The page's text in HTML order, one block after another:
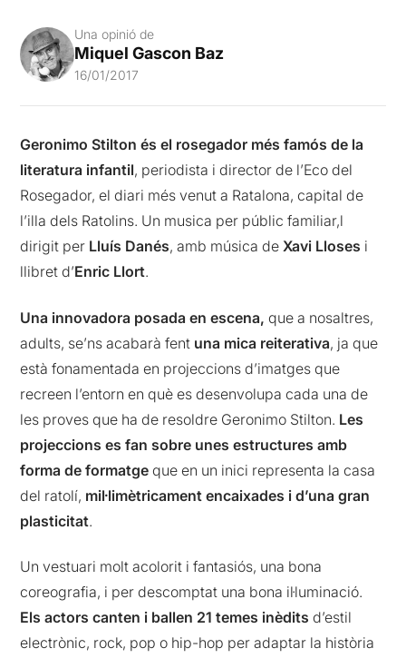
Una opinió de
Miquel Gascon Baz
16/01/2017
Geronimo Stilton és el rosegador més famós de la
literatura infantil, periodista i director de l’Eco del
Rosegador, el diari més venut a Ratalona, capital de
l’illa dels Ratolins. Un musica per públic familiar,l
dirigit per Lluís Danés, amb música deXavi Lloses i
llibret d’Enric Llort.
Una innovadora posada en escena, que a nosaltres,
adults, se’ns acabarà fent una mica reiterativa, ja que
està fonamentada en projeccions d’imatges que
recreen l’entorn en què es desenvolupa cada una de
les proves que ha de resoldre Geronimo Stilton. Les
projeccions es fan sobre unes estructures amb
forma de formatge que en un inici representa la casa
del ratolí, mil·limètricament encaixades i d’una gran
plasticitat.
Un vestuari molt acolorit i fantasiós, una bona
coreografia, i per descomptat una bona il·luminació.
Els actors canten i ballen 21 temes inèdits d’estil
electrònic, rock, pop o hip-hop per adaptar la història